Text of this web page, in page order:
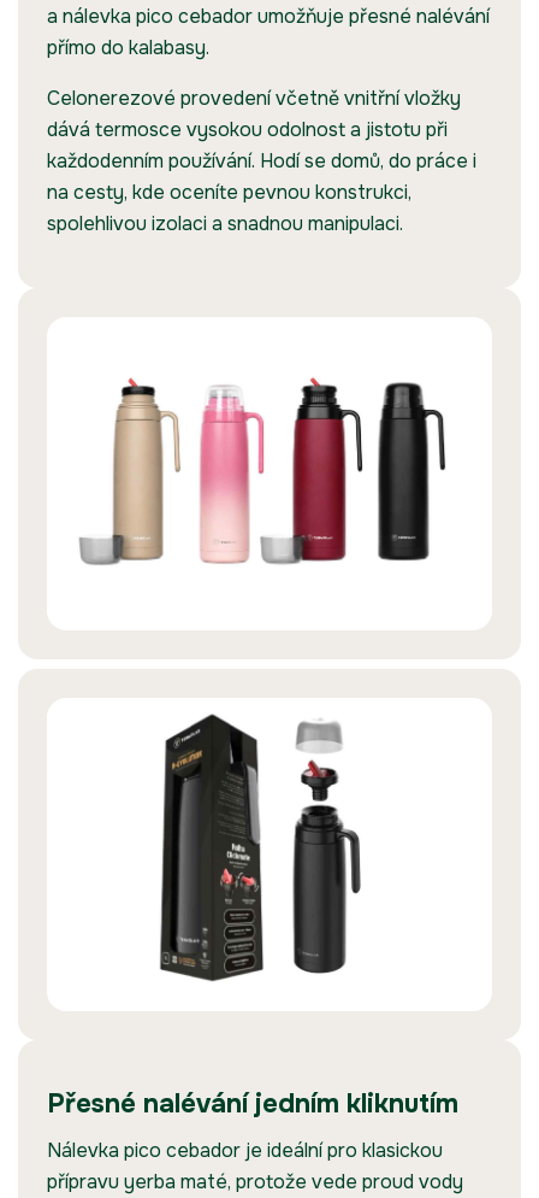
a nálevka pico cebador umožňuje přesné nalévání
přímo do kalabasy.
Celonerezové provedení včetně vnitřní vložky
dává termosce vysokou odolnost a jistotu při
každodenním používání. Hodí se domů, do práce i
na cesty, kde oceníte pevnou konstrukci,
spolehlivou izolaci a snadnou manipulaci.
Přesné nalévání jedním kliknutím
Nálevka pico cebador je ideální pro klasickou
přípravu yerba maté, protože vede proud vody